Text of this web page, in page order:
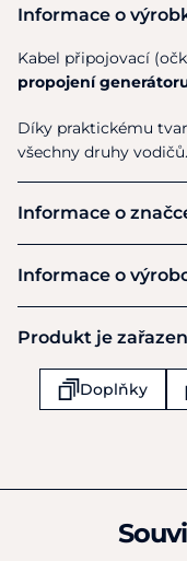
Informace o
Kabel připojovací
propojení
Díky praktickému
všechny druhy vodičů.
Informace o
VNT
Informace o
VNT electronics s.r.o.
Dvorská 605
Lanškroun
info@dog-trace.cz
Produkt je
Doplňky